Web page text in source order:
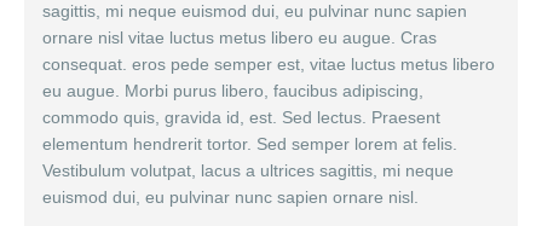
sagittis, mi neque euismod dui, eu pulvinar nunc sapien
ornare nisl vitae luctus metus libero eu augue. Cras
consequat. eros pede semper est, vitae luctus metus libero
eu augue. Morbi purus libero, faucibus adipiscing,
commodo quis, gravida id, est. Sed lectus. Praesent
elementum hendrerit tortor. Sed semper lorem at felis.
Vestibulum volutpat, lacus a ultrices sagittis, mi neque
euismod dui, eu pulvinar nunc sapien ornare nisl.